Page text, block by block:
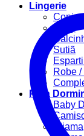
Lingerie
Body
Sutiã
Robe
Para Dormir
Baby
Pijama